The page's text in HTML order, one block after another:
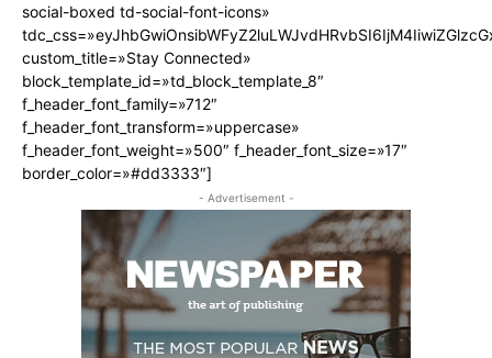
social-boxed td-social-font-icons»
custom_title=»Stay Connected»
block_template_id=»td_block_template_8″
f_header_font_family=»712″
f_header_font_transform=»uppercase»
f_header_font_weight=»500″ f_header_font_size=»17″
border_color=»#dd3333″]
- Advertisement -